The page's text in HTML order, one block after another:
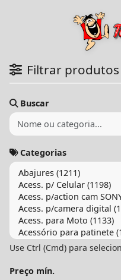
Filtrar produtos
Buscar
Categorias
Use Ctrl (Cmd) para
Preço mín.